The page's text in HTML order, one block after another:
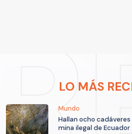
LO MÁS
Mundo
Hallan ocho
mina ilegal de Ecuador